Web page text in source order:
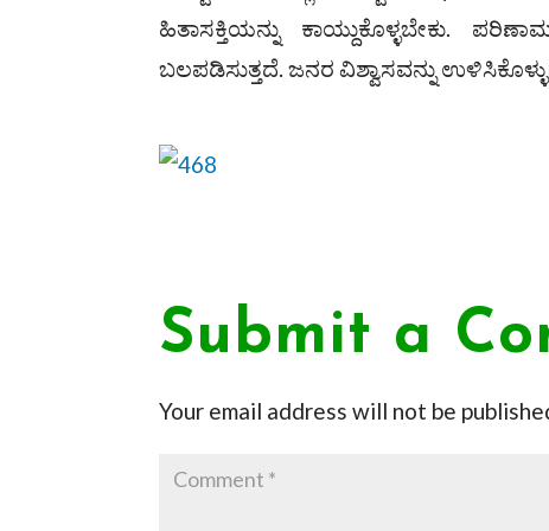
ಹಿತಾಸಕ್ತಿಯನ್ನು ಕಾಯ್ದುಕೊಳ್ಳಬೇಕು.
ಬಲಪಡಿಸುತ್ತದೆ. ಜನರ ವಿಶ್ವಾಸವನ್ನು
Submit a
Your email address will not be